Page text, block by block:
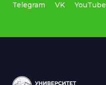
Telegram VK YouTube